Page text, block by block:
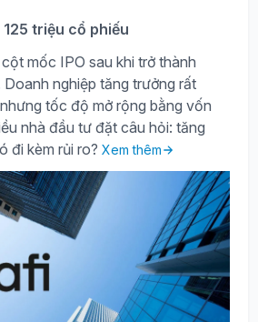
triệu cổ phiếu
mốc IPO sau khi trở thành
nghiệp tăng trưởng rất
tốc độ mở rộng bằng vốn
nhà đầu tư đặt câu hỏi: tăng
đi kèm rủi ro? Xem thêm